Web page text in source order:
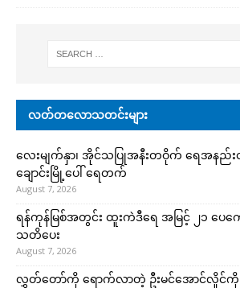
လတ်တလောသတင်းများ
လေးမျက်နှာ၊ အိုင်သပြုအနီးတဝိုက် ရေအနည်းင
ချောင်းမြို့ပေါ် ရေတက်
August 7, 2026
ရန်ကုန်မြစ်အတွင်း ထူးကဲဒီရေ အ​မြင့် ၂၁ ပ
သတိပေး
August 7, 2026
လွှတ်တော်ကို ရောက်လာတဲ့ ဦးမင်အောင်လှိုင်